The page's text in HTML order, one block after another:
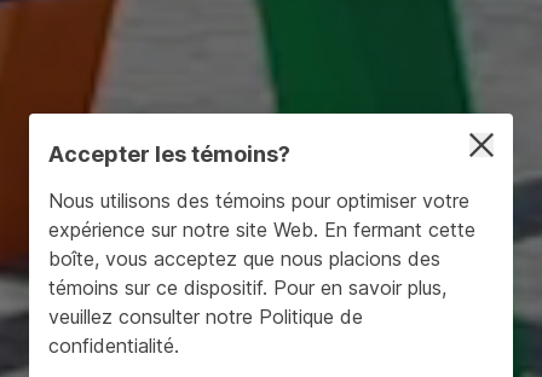
Accepter les témoins?
Nous utilisons des témoins pour optimiser votre
expérience sur notre site Web. En fermant cette
boîte, vous acceptez que nous placions des
témoins sur ce dispositif. Pour en savoir plus,
veuillez consulter notre Politique de
confidentialité.